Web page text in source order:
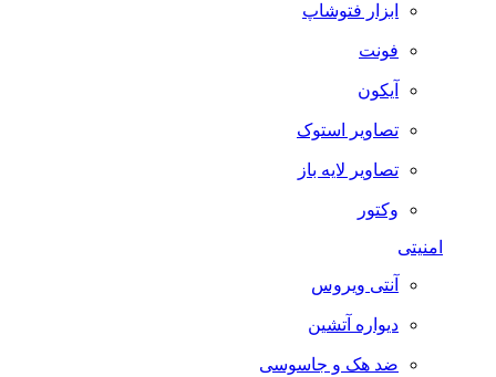
ابزار فتوشاپ
فونت
آیکون
تصاویر استوک
تصاویر لایه باز
وکتور
امنیتی
آنتی ویروس
دیواره آتشین
ضد هک و جاسوسی